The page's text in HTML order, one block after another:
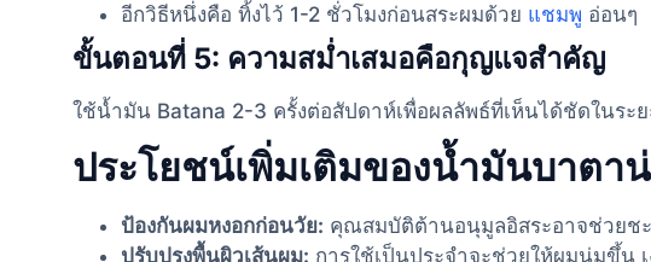
อีกวิธีหนึ่งคือ ทิ้งไว้ 1-2 ชั่วโมงก่อนสระผมด้วย แชมพู อ่อนๆ
ขั้นตอนที่ 5: ความสม่ำเสมอคือกุญแจสำคัญ
ใช้น้ำมัน Batana 2-3 ครั้งต่อสัปดาห์เพื่อผลลัพธ์ที่เห็นได้ชัดในระย
ประโยชน์เพิ่มเติมของน้ำมันบาตา
ป้องกันผมหงอกก่อนวัย: คุณสมบัติต้านอนุมูลอิสระอาจช่วยชะ
ปรับปรุงพื้นผิวเส้นผม: การใช้เป็นประจำจะช่วยให้ผมนุ่มขึ้น